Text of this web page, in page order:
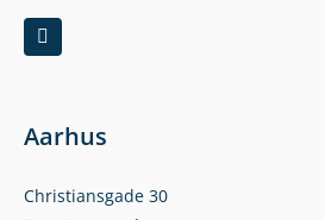
Aarhus
Christiansgade 30